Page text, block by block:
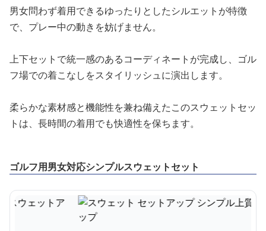
男女問わず着用できるゆったりとしたシルエットが特徴
で、プレー中の動きを妨げません。
上下セットで統一感のあるコーディネートが完成し、ゴル
フ場での着こなしをスタイリッシュに演出します。
柔らかな素材感と機能性を兼ね備えたこのスウェットセッ
トは、長時間の着用でも快適性を保ちます。
ゴルフ用男女対応シンプルスウェットセット